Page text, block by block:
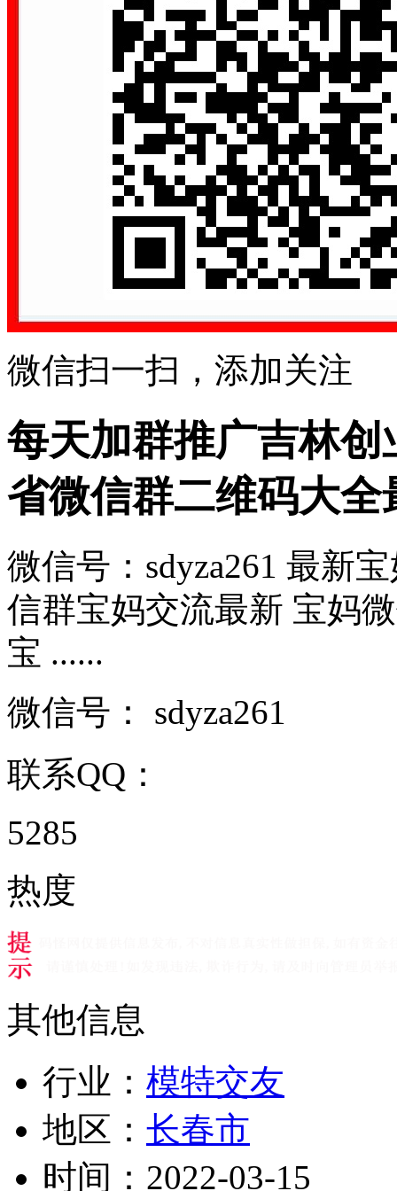
微信扫一扫，添加关注
每天加群推广吉林
省微信群二维码大全
微信号：sdyza261 最新
信群宝妈交流最新 宝妈
宝 ......
微信号： sdyza261
联系QQ：
5285
热度
其他信息
行业： 模特交友
地区： 长春市
时间： 2022-03-15